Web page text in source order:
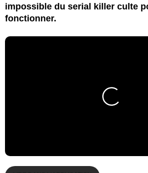
impossible du serial killer culte
fonctionner.